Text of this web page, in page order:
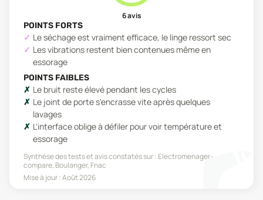
6avis
POINTS FORTS
Le séchage est vraiment efficace, le linge ressort sec
Les vibrations restent bien contenues même en
essorage
POINTS FAIBLES
Le bruit reste élevé pendant les cycles
Le joint de porte s'encrasse vite après quelques
lavages
L'interface oblige à défiler pour voir température et
essorage
Synthèse des tests et avis constatés sur : Electromenager-
compare, Boulanger, Fnac
Mise à jour :Août 2026